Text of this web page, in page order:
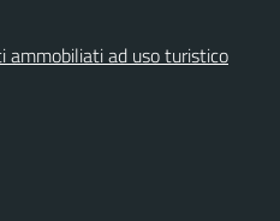
ammobiliati ad uso turistico